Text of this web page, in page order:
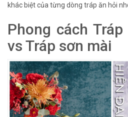
khác biệt của từng dòng tráp ăn hỏi
Phong cách
vs Tráp sơn mài